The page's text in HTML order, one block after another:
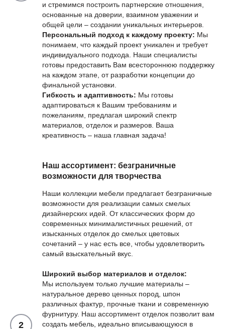
и стремимся построить партнерские отношения,
основанные на доверии, взаимном уважении и
общей цели – создании уникальных интерьеров.
Персональный подход к каждому проекту: Мы
понимаем, что каждый проект уникален и требует
индивидуального подхода. Наши специалисты
готовы предоставить Вам всестороннюю поддержку
на каждом этапе, от разработки концепции до
финальной установки.
Гибкость и адаптивность: Мы готовы
адаптироваться к Вашим требованиям и
пожеланиям, предлагая широкий спектр
материалов, отделок и размеров. Ваша
креативность – наша главная задача!
Наш ассортимент: безграничные
возможности для творчества
Наши коллекции мебели предлагает безграничные
возможности для реализации самых смелых
дизайнерских идей. От классических форм до
современных минималистичных решений, от
изысканных отделок до смелых цветовых
сочетаний – у нас есть все, чтобы удовлетворить
самый взыскательный вкус.
Широкий выбор материалов и отделок:
Мы используем только лучшие материалы –
натуральное дерево ценных пород, шпон
различных фактур, прочные ткани и современную
фурнитуру. Наш ассортимент отделок позволит вам
создать мебель, идеально вписывающуюся в